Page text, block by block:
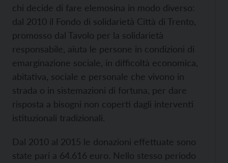
chi decide di fare elemosina in modo diverso:
dal 2010 il Fondo di solidarietà Città di Trento,
promosso dal Tavolo per la solidarietà
responsabile, aiuta le persone in condizioni di
emarginazione sociale, in difficoltà economica,
abitativa, sociale e personale che vivono in
strada o in sistemazioni di fortuna, per dare
risposta a bisogni non coperti dagli interventi
istituzionali tradizionali.
Dal 2010 al 2015 le donazioni effettuate sono
state pari a 64.616 euro. Nello stesso periodo